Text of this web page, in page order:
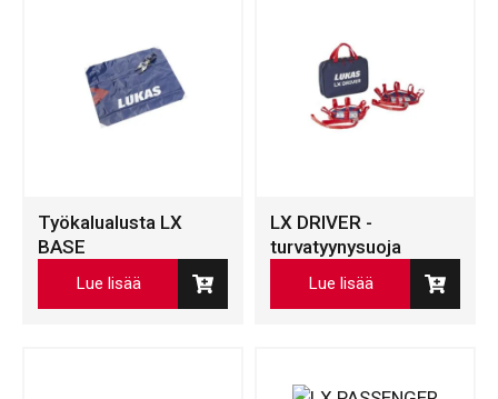
Työkalualusta LX
BASE
Lue lisää
LX DRIVER -
turvatyynysuoja
Lue lisää